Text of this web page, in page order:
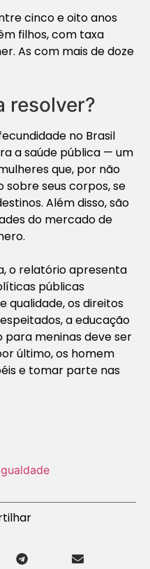
cinco e oito anos
filhos, com taxa
As com mais de doze
resolver?
no Brasil
a saúde pública — um
que, por não
seus corpos, se
Além disso, são
do mercado de
o relatório apresenta
públicas
qualidade, os direitos
a educação
meninas deve ser
último, os homem
e tomar parte nas